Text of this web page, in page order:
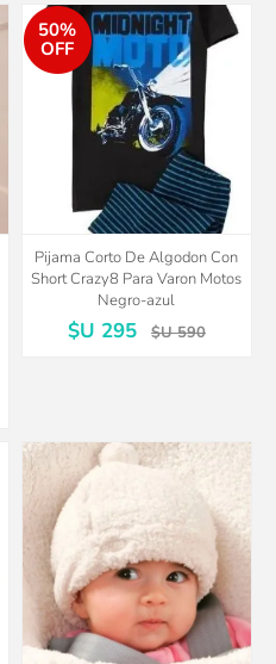
50%
OFF
Pijama Corto De Algodon Con
Short Crazy8 Para Varon Motos
Negro-azul
$U 295 $U 590